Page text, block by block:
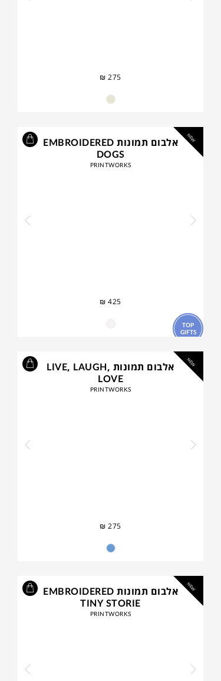
₪ 275
NEW
אלבום תמונות EMBROIDERED
DOGS
PRINTWORKS
₪ 425
TOP
GIFTS
NEW
אלבום תמונות LIVE, LAUGH,
LOVE
PRINTWORKS
₪ 275
NEW
אלבום תמונות EMBROIDERED
TINY STORIE
PRINTWORKS